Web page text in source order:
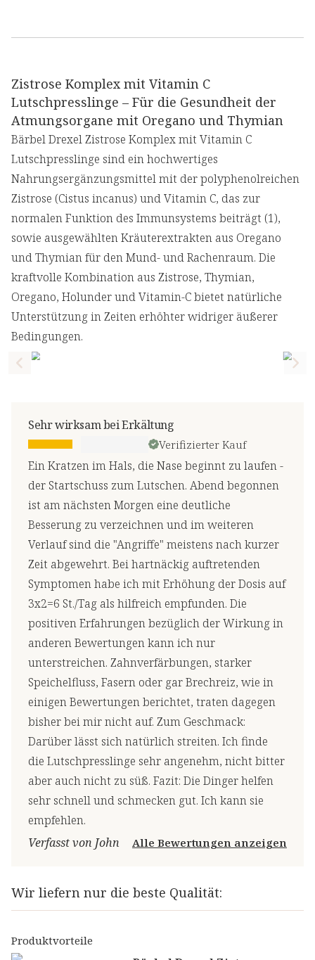
Zistrose Komplex mit Vitamin C
Lutschpresslinge – Für die Gesundheit der
Atmungsorgane mit Oregano und Thymian
Bärbel Drexel Zistrose Komplex mit Vitamin C
Lutschpresslinge sind ein hochwertiges
Nahrungsergänzungsmittel mit der polyphenolreichen
Zistrose (Cistus incanus) und Vitamin C, das zur
normalen Funktion des Immunsystems beiträgt (1),
sowie ausgewählten Kräuterextrakten aus Oregano
und Thymian für den Mund- und Rachenraum. Die
kraftvolle Kombination aus Zistrose, Thymian,
Oregano, Holunder und Vitamin-C bietet natürliche
Unterstützung in Zeiten erhöhter widriger äußerer
Bedingungen.
Previous slide
Sehr wirksam bei Erkältung
Verifizierter Kauf
Ein Kratzen im Hals, die Nase beginnt zu laufen -
der Startschuss zum Lutschen. Abend begonnen
ist am nächsten Morgen eine deutliche
Besserung zu verzeichnen und im weiteren
Verlauf sind die "Angriffe" meistens nach kurzer
Zeit abgewehrt. Bei hartnäckig auftretenden
Symptomen habe ich mit Erhöhung der Dosis auf
3x2=6 St./Tag als hilfreich empfunden. Die
positiven Erfahrungen bezüglich der Wirkung in
anderen Bewertungen kann ich nur
unterstreichen. Zahnverfärbungen, starker
Speichelfluss, Fasern oder gar Brechreiz, wie in
einigen Bewertungen berichtet, traten dagegen
bisher bei mir nicht auf. Zum Geschmack:
Darüber lässt sich natürlich streiten. Ich finde
die Lutschpresslinge sehr angenehm, nicht bitter
aber auch nicht zu süß. Fazit: Die Dinger helfen
sehr schnell und schmecken gut. Ich kann sie
empfehlen.
Verfasst von John
Alle Bewertungen anzeigen
Wir liefern nur die beste Qualität:
Produktvorteile